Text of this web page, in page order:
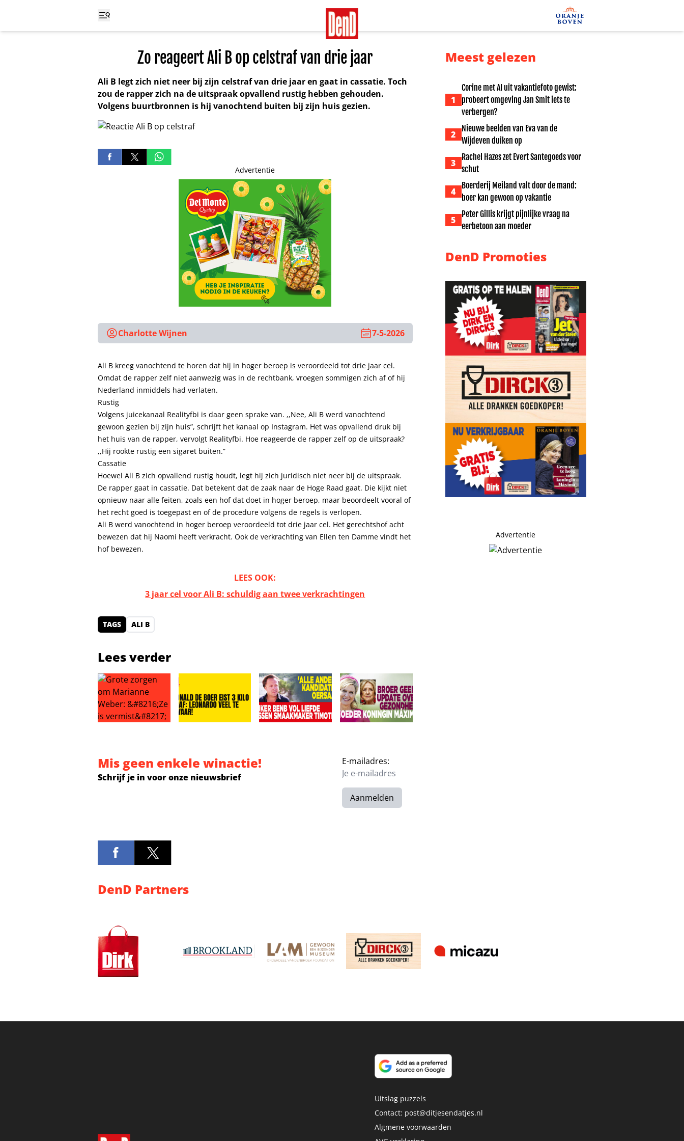
Zo reageert Ali B op celstraf van drie jaar
Ali B legt zich niet neer bij zijn celstraf van drie jaar en gaat in cassatie. Toch
zou de rapper zich na de uitspraak opvallend rustig hebben gehouden.
Volgens buurtbronnen is hij vanochtend buiten bij zijn huis gezien.
Advertentie
Charlotte Wijnen 7-5-2026
Ali B kreeg vanochtend te horen dat hij in hoger beroep is veroordeeld tot drie jaar cel.
Omdat de rapper zelf niet aanwezig was in de rechtbank, vroegen sommigen zich af of hij
Nederland inmiddels had verlaten.
Rustig
Volgens juicekanaal Realityfbi is daar geen sprake van. ,,Nee, Ali B werd vanochtend
gewoon gezien bij zijn huis”, schrijft het kanaal op Instagram. Het was opvallend druk bij
het huis van de rapper, vervolgt Realityfbi. Hoe reageerde de rapper zelf op de uitspraak?
,,Hij rookte rustig een sigaret buiten.”
Cassatie
Hoewel Ali B zich opvallend rustig houdt, legt hij zich juridisch niet neer bij de uitspraak.
De rapper gaat in cassatie. Dat betekent dat de zaak naar de Hoge Raad gaat. Die kijkt niet
opnieuw naar alle feiten, zoals een hof dat doet in hoger beroep, maar beoordeelt vooral of
het recht goed is toegepast en of de procedure volgens de regels is verlopen.
Ali B werd vanochtend in hoger beroep veroordeeld tot drie jaar cel. Het gerechtshof acht
bewezen dat hij Naomi heeft verkracht. Ook de verkrachting van Ellen ten Damme vindt het
hof bewezen.
LEES OOK:
3 jaar cel voor Ali B: schuldig aan twee verkrachtingen
TAGS ALI B
Lees verder
Meest gelezen
1
Corine met AI uit vakantiefoto gewist:
probeert omgeving Jan Smit iets te
verbergen?
2
Nieuwe beelden van Eva van de
Wijdeven duiken op
3
Rachel Hazes zet Evert Santegoeds voor
schut
4
Boerderij Meiland valt door de mand:
boer kan gewoon op vakantie
5
Peter Gillis krijgt pijnlijke vraag na
eerbetoon aan moeder
DenD Promoties
Advertentie
Mis geen enkele winactie!
Schrijf je in voor onze nieuwsbrief
E-mailadres:
Aanmelden
DenD Partners
Uitslag puzzels
Contact: post@ditjesendatjes.nl
Algmene voorwaarden